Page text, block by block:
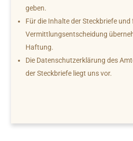
geben.
Für die Inhalte der Steckbriefe und
Vermittlungsentscheidung
Haftung.
Die Datenschutzerklärung des
der Steckbriefe liegt uns vor.